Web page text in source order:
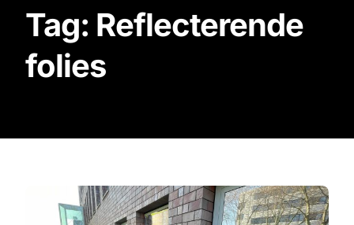
Tag: Reflecterende
folies